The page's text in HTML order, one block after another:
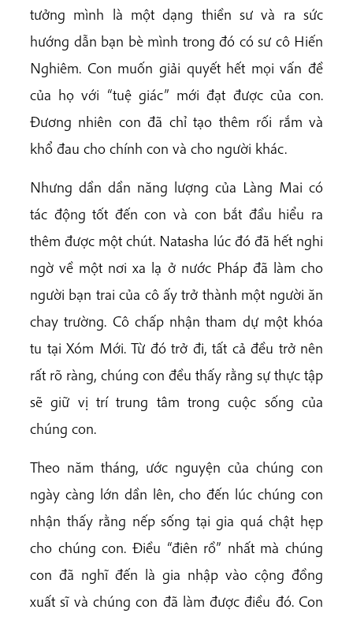
tưởng mình là một dạng thiền sư và ra sức
hướng dẫn bạn bè mình trong đó có sư cô Hiến
Nghiêm. Con muốn giải quyết hết mọi vấn đề
của họ với “tuệ giác” mới đạt được của con.
Đương nhiên con đã chỉ tạo thêm rối rắm và
khổ đau cho chính con và cho người khác.
Nhưng dần dần năng lượng của Làng Mai có
tác động tốt đến con và con bắt đầu hiểu ra
thêm được một chút. Natasha lúc đó đã hết nghi
ngờ về một nơi xa lạ ở nước Pháp đã làm cho
người bạn trai của cô ấy trở thành một người ăn
chay trường. Cô chấp nhận tham dự một khóa
tu tại Xóm Mới. Từ đó trở đi, tất cả đều trở nên
rất rõ ràng, chúng con đều thấy rằng sự thực tập
sẽ giữ vị trí trung tâm trong cuộc sống của
chúng con.
Theo năm tháng, ước nguyện của chúng con
ngày càng lớn dần lên, cho đến lúc chúng con
nhận thấy rằng nếp sống tại gia quá chật hẹp
cho chúng con. Điều “điên rồ” nhất mà chúng
con đã nghĩ đến là gia nhập vào cộng đồng
xuất sĩ và chúng con đã làm được điều đó. Con